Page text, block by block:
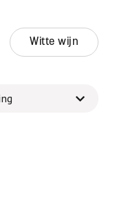
witte wijn